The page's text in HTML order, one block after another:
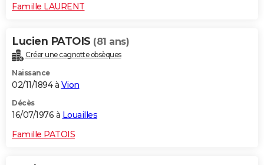
Famille LAURENT
Lucien PATOIS (81 ans)
Créer une cagnotte obsèques
Naissance
02/11/1894 à Vion
Décès
16/07/1976 à Louailles
Famille PATOIS